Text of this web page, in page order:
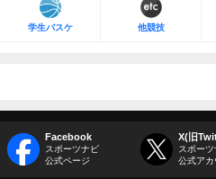
学生バスケ 他競技
Facebook
スポーツナビ
公式ページ
X(旧
スポーツ
公式アカ